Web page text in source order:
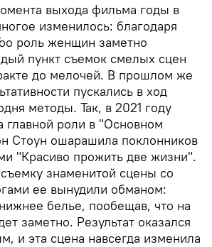
выхода фильма годы в
изменилось: благодаря
роль женщин заметно
пункт съемок смелых сцен
до мелочей. В прошлом же
пускались в ход
методы. Так, в 2021 году
главной роли в "Основном
Стоун ошарашила поклонников
"Красиво прожить две жизни".
знаменитой сцены со
ее вынудили обманом:
белье, пообещав, что на
заметно. Результат оказался
и эта сцена навсегда изменила